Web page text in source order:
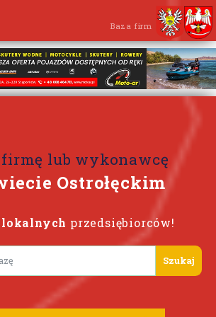
Baza firm
lub wykonawcę
Ostrołęckim
lokalnych przedsiębiorców!